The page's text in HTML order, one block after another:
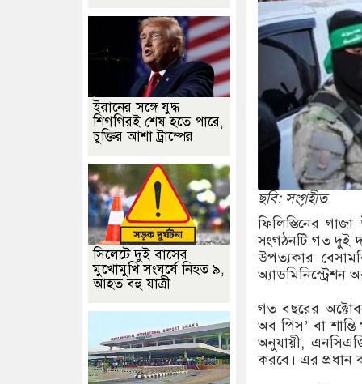
ছবি: সংগৃহীত
ফিলিস্তিনের
সংগঠনটি গত দুই
উপত্যকার
অ্যাডমিনিস্ট্রেশন
গত বছরের
অব পিস’ বা
অনুযায়ী,
করবে। এর প্রধান
ইরানের সঙ্গে যুদ্ধ
শিগগিরই শেষ হতে পারে,
চুক্তির আশা ট্রাম্পের
সিলেটে দুই বাসের
মুখোমুখি সংঘর্ষে নিহত ৯,
আহত বহু যাত্রী